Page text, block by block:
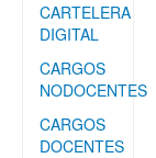
CARTELERA
DIGITAL
CARGOS
NODOCENTES
CARGOS
DOCENTES